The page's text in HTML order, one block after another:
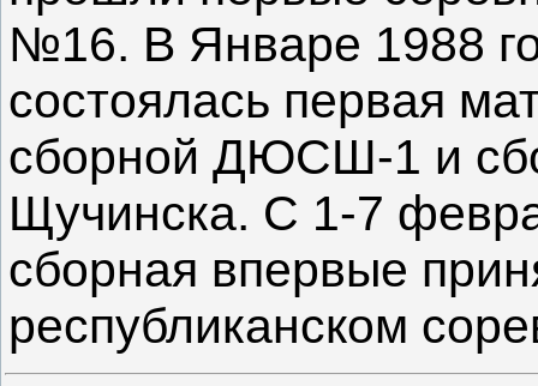
№16. В Январе 1988
состоялась первая
сборной ДЮСШ-1 и
Щучинска. С 1-7
сборная впервые
республиканском